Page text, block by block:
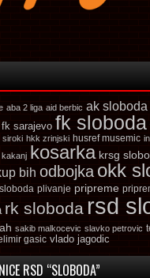
aba 2 liga aid berbic ak sloboda
fk sarajevo fk sloboda
siroki hkk zrinjski husref musemic
kosarka krsg
bih odbojka okk
plivanje pripreme
rk sloboda rsd
sakib malkocevic slavko petrovic
gasic vlado jagodic
RSD “SLOBODA”